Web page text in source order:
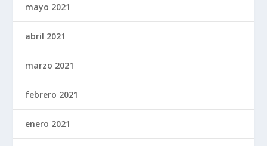
mayo 2021
abril 2021
marzo 2021
febrero 2021
enero 2021